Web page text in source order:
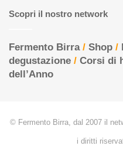
Scopri il nostro network
Fermento Birra/ Shop /
degustazione / Corsi di
dell’Anno
© Fermento Birra, dal 2007 il
i diritti